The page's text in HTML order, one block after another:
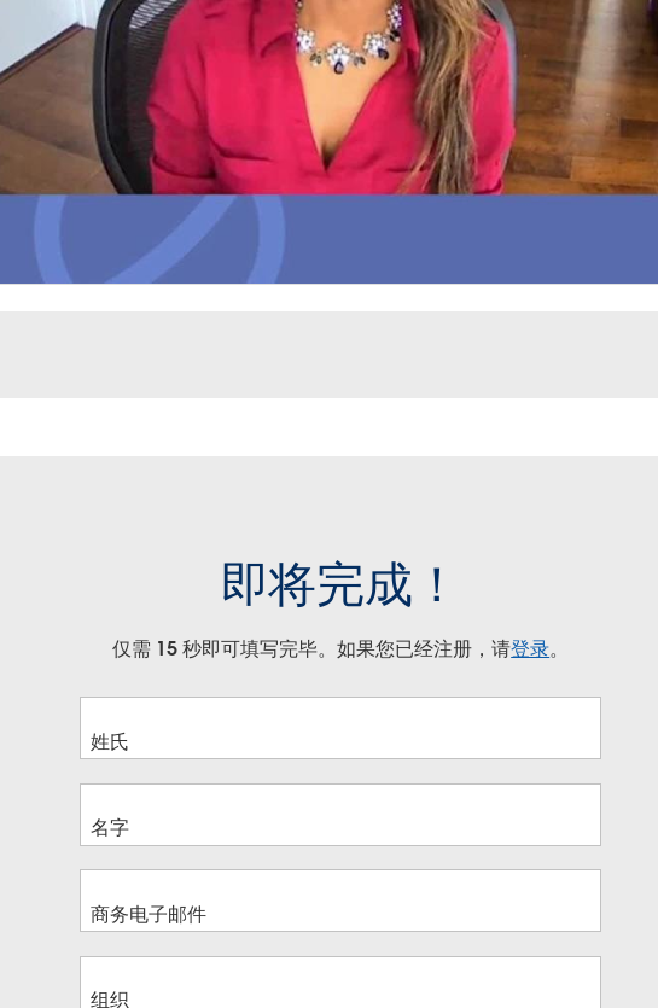
即将完成！
仅需 15 秒即可填写完毕。如果您已经注册，请登录。